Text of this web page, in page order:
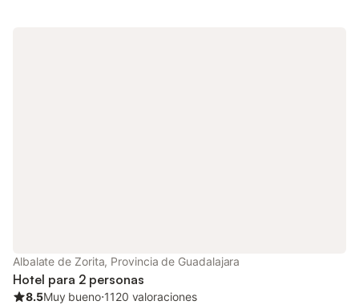
Albalate de Zorita, Provincia de Guadalajara
Hotel para 2 personas
8.5Muy bueno⋅1120 valoraciones